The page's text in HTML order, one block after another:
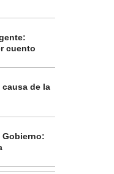
cuento
de la
Gobierno: